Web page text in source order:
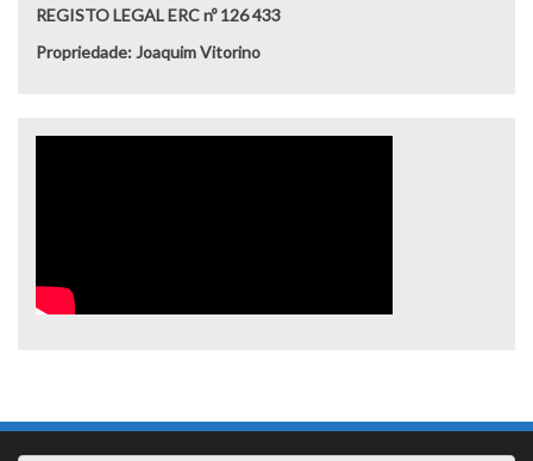
REGISTO LEGAL ERC nº 126 433
Propriedade: Joaquim Vitorino